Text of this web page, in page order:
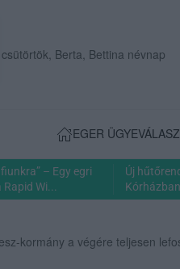
Berta, Bettina névnap
EGER ÜGYE
– Egy egri
Wi...
Új
kormány a végére teljesen